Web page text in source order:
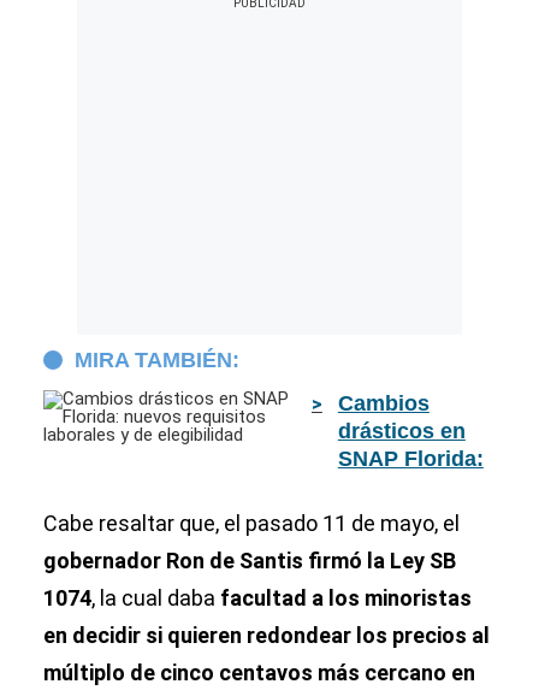
MIRA TAMBIÉN:
Cambios
drásticos en
SNAP Florida:
requisitos
laborales y de
elegibilidad
Cabe resaltar que, el pasado 11 de mayo, el
gobernador Ron de Santis firmó la Ley SB
1074, la cual daba facultad a los minoristas
en decidir si quieren redondear los precios al
múltiplo de cinco centavos más cercano en